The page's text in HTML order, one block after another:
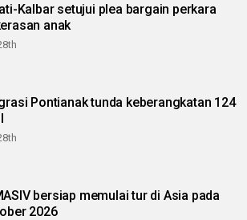
Kalbar setujui plea bargain perkara
anak
Pontianak tunda keberangkatan 124
bersiap memulai tur di Asia pada
2026